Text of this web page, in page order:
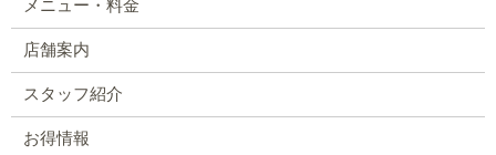
メニュー・料金
店舗案内
スタッフ紹介
お得情報